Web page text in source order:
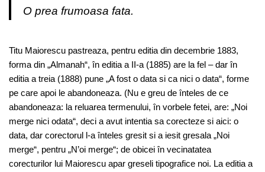
O prea frumoasa fata.
Titu Maiorescu pastreaza, pentru editia din decembrie 1883,
forma din „Almanah“, în editia a II-a (1885) are la fel – dar în
editia a treia (1888) pune „A fost o data si ca nici o data“, forme
pe care apoi le abandoneaza. (Nu e greu de înteles de ce
abandoneaza: la reluarea termenului, în vorbele fetei, are: „Noi
merge nici odata“, deci a avut intentia sa corecteze si aici: o
data, dar corectorul l-a înteles gresit si a iesit gresala „Noi
merge“, pentru „N’oi merge“; de obicei în vecinatatea
corecturilor lui Maiorescu apar greseli tipografice noi. La editia a